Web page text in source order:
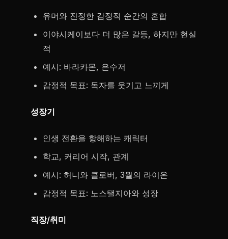
유머와 진정한 감정적 순간의 혼합
이야시케이보다 더 많은 갈등, 하지만 현실
적
예시: 바라카몬, 은수저
감정적 목표: 독자를 웃기고 느끼게
성장기
인생 전환을 항해하는 캐릭터
학교, 커리어 시작, 관계
예시: 허니와 클로버, 3월의 라이온
감정적 목표: 노스탤지아와 성장
직장/취미